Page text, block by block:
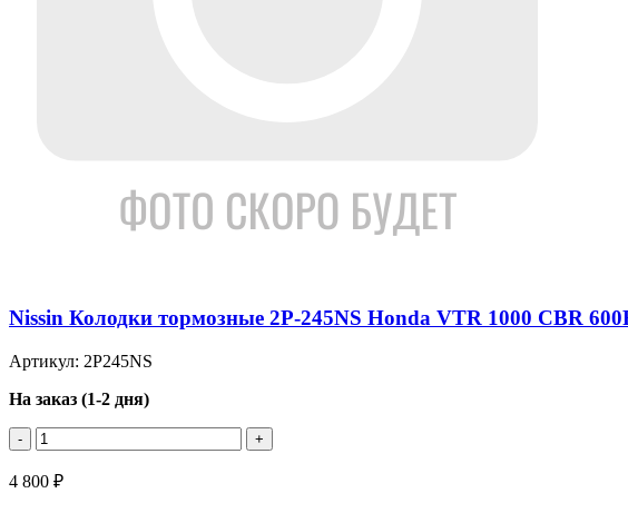
Nissin Колодки тормозные 2P-245NS Honda VTR 1000 CBR
Артикул: 2P245NS
На заказ (1-2 дня)
- +
4 800 ₽